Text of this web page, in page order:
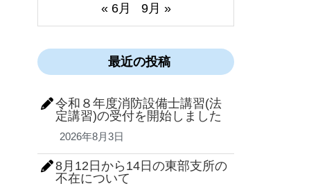
« 6月 9月 »
最近の投稿
令和８年度消防設備士講習(法
定講習)の受付を開始しました
2026年8月3日
8月12日から14日の東部支所の
不在について